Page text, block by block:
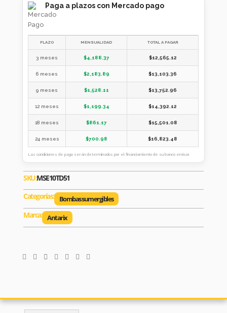
Paga a plazos con Mercado pago
PLAZO MENSUALIDAD TOTAL A PAGAR
3 meses $4,188.37 $12,565.12
6 meses $2,183.89 $13,103.36
9 meses $1,528.11 $13,752.96
12 meses $1,199.34 $14,392.12
18 meses $861.17 $15,501.08
24 meses $700.98 $16,823.48
Las condiciones de pago serán determinados por el financiamiento de su banco emisor.
SKU:MSE10TD51
Categorías:
Bombas sumergibles
Marca: Antarix